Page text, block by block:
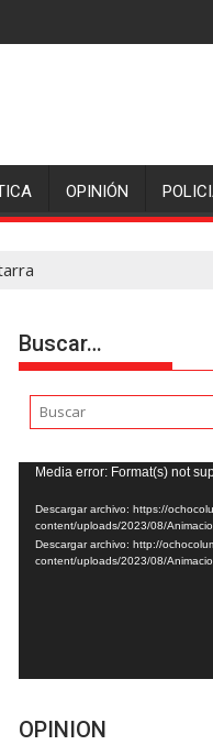
Pedro en Lerdo de
OPINIÓN
Buscar…
Reproductor
de
vídeo
Media error: Format(s) not
Descargar archivo: https://
content/uploads/2023/08/
Descargar archivo: http://
content/uploads/2023/08/
OPINION